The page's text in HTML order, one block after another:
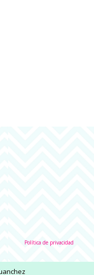
Política de privacidad